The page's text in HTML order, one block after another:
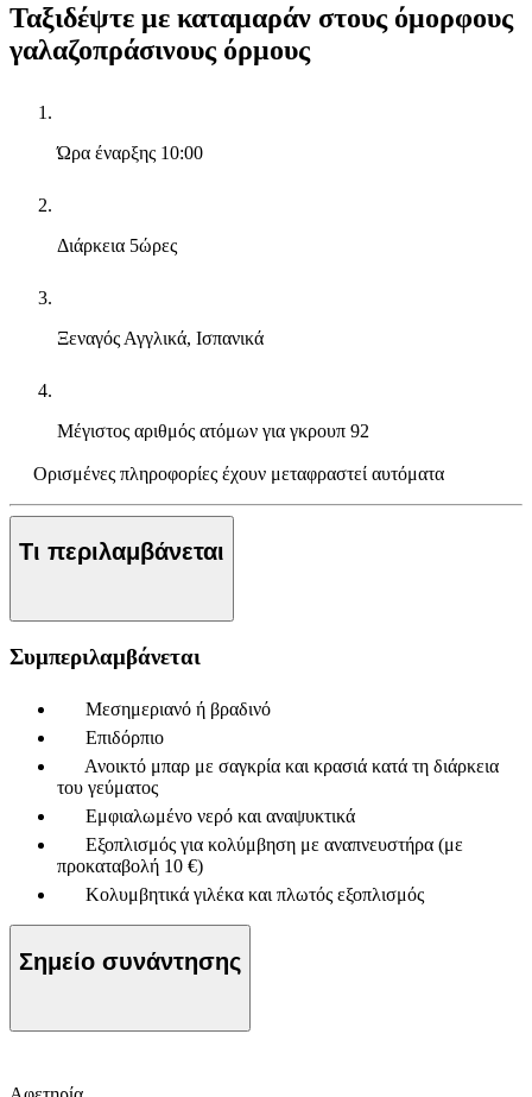
Ταξιδέψτε με καταμαράν στους όμορφους
γαλαζοπράσινους όρμους
Ώρα έναρξης 10:00
Διάρκεια 5ώρες
Ξεναγός Αγγλικά, Ισπανικά
Μέγιστος αριθμός ατόμων για γκρουπ 92
Ορισμένες πληροφορίες έχουν μεταφραστεί αυτόματα
Τι περιλαμβάνεται
Συμπεριλαμβάνεται
Μεσημεριανό ή βραδινό
Επιδόρπιο
Ανοικτό μπαρ με σαγκρία και κρασιά κατά τη διάρκεια
του γεύματος
Εμφιαλωμένο νερό και αναψυκτικά
Εξοπλισμός για κολύμβηση με αναπνευστήρα (με
προκαταβολή 10 €)
Κολυμβητικά γιλέκα και πλωτός εξοπλισμός
Σημείο συνάντησης